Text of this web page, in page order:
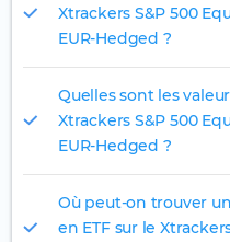
Xtrackers S&P 500
EUR-Hedged ?
Quelles sont les
Xtrackers S&P 500
EUR-Hedged ?
Où peut-on trouver
en ETF sur le